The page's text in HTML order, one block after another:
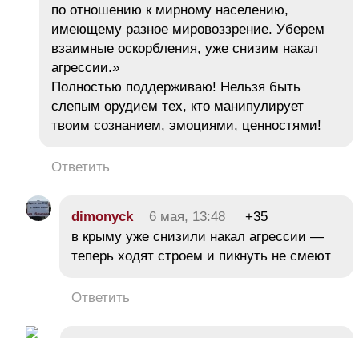
по отношению к мирному населению,
имеющему разное мировоззрение. Уберем
взаимные оскорбления, уже снизим накал
агрессии.»
Полностью поддерживаю! Нельзя быть
слепым орудием тех, кто манипулирует
твоим сознанием, эмоциями, ценностями!
Ответить
dimonyck 6 мая, 13:48
+35
в крыму уже снизили накал агрессии —
теперь ходят строем и пикнуть не смеют
Ответить